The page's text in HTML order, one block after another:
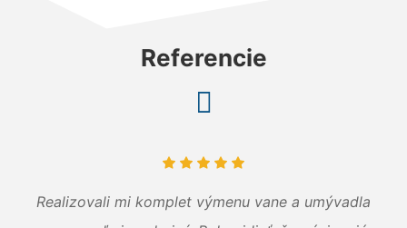
Referencie
Realizovali mi komplet výmenu vane a umývadla